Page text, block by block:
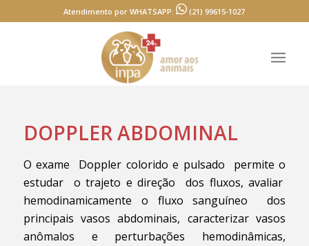
Atendimento por WHATSAPP: (21) 99615-1027
DOPPLER ABDOMINAL
O exame Doppler colorido e pulsado permite o
estudar o trajeto e direção dos fluxos, avaliar
hemodinamicamente o fluxo sanguíneo dos
principais vasos abdominais, caracterizar vasos
anômalos e perturbações hemodinâmicas,